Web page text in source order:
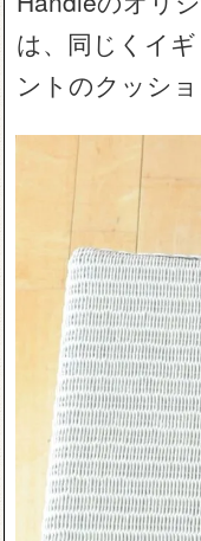
は、同じくイ
ントのクッシ